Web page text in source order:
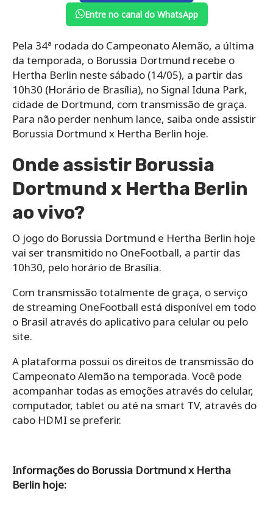
Entre no canal do WhatsApp
Pela 34ª rodada do Campeonato Alemão, a última
da temporada, o Borussia Dortmund recebe o
Hertha Berlin neste sábado (14/05), a partir das
10h30 (Horário de Brasília), no Signal Iduna Park,
cidade de Dortmund, com transmissão de graça.
Para não perder nenhum lance, saiba onde assistir
Borussia Dortmund x Hertha Berlin hoje.
Onde assistir Borussia
Dortmund x Hertha Berlin
ao vivo?
O jogo do Borussia Dortmund e Hertha Berlin hoje
vai ser transmitido no OneFootball, a partir das
10h30, pelo horário de Brasília.
Com transmissão totalmente de graça, o serviço
de streaming OneFootball está disponível em todo
o Brasil através do aplicativo para celular ou pelo
site.
A plataforma possui os direitos de transmissão do
Campeonato Alemão na temporada. Você pode
acompanhar todas as emoções através do celular,
computador, tablet ou até na smart TV, através do
cabo HDMI se preferir.
Informações do Borussia Dortmund x Hertha
Berlin hoje: